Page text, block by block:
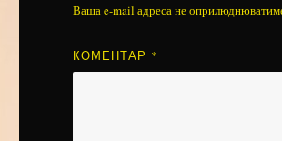
Ваша e-mail адреса не
КОМЕНТАР *